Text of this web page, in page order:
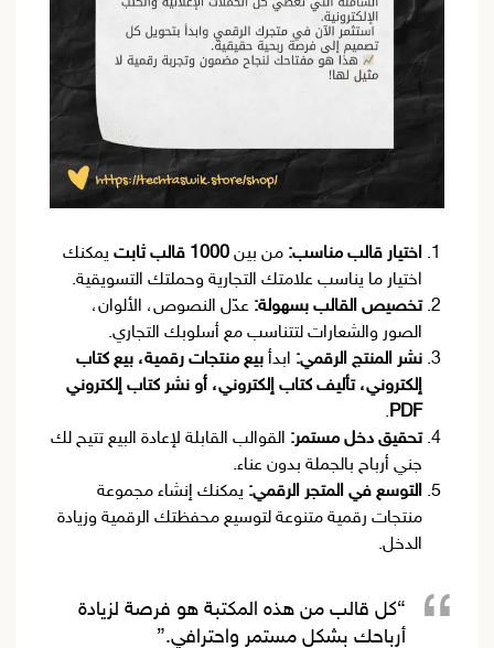
اختيار قالب مناسب: من بين 1000 قالب ثابت
يمكنك
اختيار ما يناسب علامتك التجارية وحملتك التسويقية.
تخصيص القالب بسهولة: عدّل النصوص، الألوان،
الصور والشعارات لتتناسب مع أسلوبك التجاري.
نشر المنتج الرقمي: ابدأ بيع منتجات رقمية، بيع كتاب
إلكتروني، تأليف كتاب إلكتروني، أو نشر كتاب إلكتروني
PDF
.
تحقيق دخل مستمر: القوالب القابلة لإعادة البيع تتيح لك
جني أرباح بالجملة بدون عناء.
التوسع في المتجر الرقمي: يمكنك إنشاء مجموعة
منتجات رقمية متنوعة لتوسيع محفظتك الرقمية وزيادة
الدخل.
“كل قالب من هذه المكتبة هو فرصة لزيادة
أرباحك بشكل مستمر واحترافي.”